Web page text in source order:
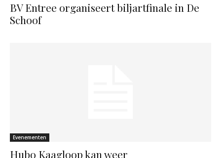
BV Entree organiseert biljartfinale in De
Schoof
Evenementen
Hubo Kaagloop kan weer